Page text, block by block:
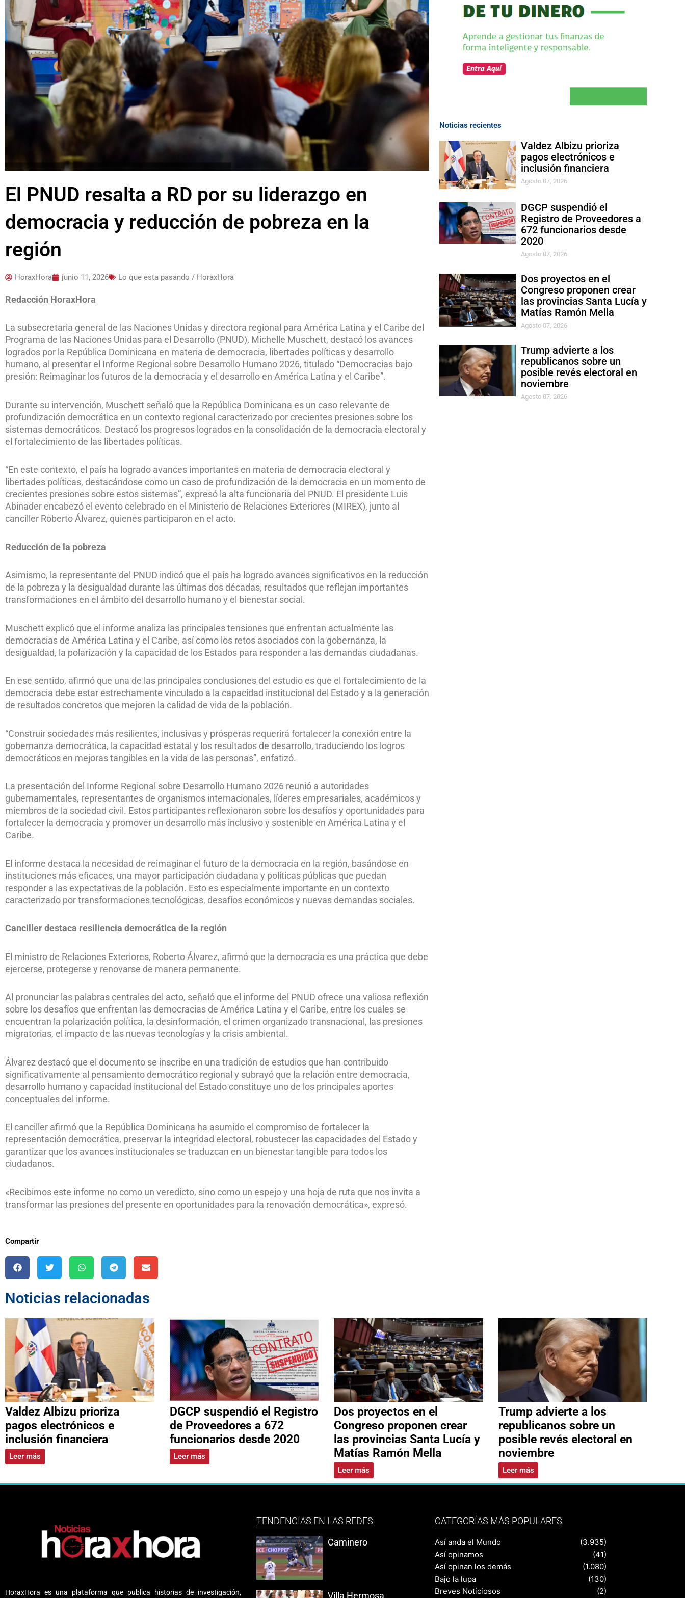
El PNUD resalta a RD por su liderazgo en
democracia y reducción de pobreza en la
región
HoraxHora junio 11, 2026 Lo que esta pasando / HoraxHora
Redacción HoraxHora
La subsecretaria general de las Naciones Unidas y directora regional para América Latina y el Caribe del
Programa de las Naciones Unidas para el Desarrollo (PNUD), Michelle Muschett, destacó los avances
logrados por la República Dominicana en materia de democracia, libertades políticas y desarrollo
humano, al presentar el Informe Regional sobre Desarrollo Humano 2026, titulado “Democracias bajo
presión: Reimaginar los futuros de la democracia y el desarrollo en América Latina y el Caribe”.
Durante su intervención, Muschett señaló que la República Dominicana es un caso relevante de
profundización democrática en un contexto regional caracterizado por crecientes presiones sobre los
sistemas democráticos. Destacó los progresos logrados en la consolidación de la democracia electoral y
el fortalecimiento de las libertades políticas.
“En este contexto, el país ha logrado avances importantes en materia de democracia electoral y
libertades políticas, destacándose como un caso de profundización de la democracia en un momento de
crecientes presiones sobre estos sistemas”, expresó la alta funcionaria del PNUD. El presidente Luis
Abinader encabezó el evento celebrado en el Ministerio de Relaciones Exteriores (MIREX), junto al
canciller Roberto Álvarez, quienes participaron en el acto.
Reducción de la pobreza
Asimismo, la representante del PNUD indicó que el país ha logrado avances significativos en la reducción
de la pobreza y la desigualdad durante las últimas dos décadas, resultados que reflejan importantes
transformaciones en el ámbito del desarrollo humano y el bienestar social.
Muschett explicó que el informe analiza las principales tensiones que enfrentan actualmente las
democracias de América Latina y el Caribe, así como los retos asociados con la gobernanza, la
desigualdad, la polarización y la capacidad de los Estados para responder a las demandas ciudadanas.
En ese sentido, afirmó que una de las principales conclusiones del estudio es que el fortalecimiento de la
democracia debe estar estrechamente vinculado a la capacidad institucional del Estado y a la generación
de resultados concretos que mejoren la calidad de vida de la población.
“Construir sociedades más resilientes, inclusivas y prósperas requerirá fortalecer la conexión entre la
gobernanza democrática, la capacidad estatal y los resultados de desarrollo, traduciendo los logros
democráticos en mejoras tangibles en la vida de las personas”, enfatizó.
La presentación del Informe Regional sobre Desarrollo Humano 2026 reunió a autoridades
gubernamentales, representantes de organismos internacionales, líderes empresariales, académicos y
miembros de la sociedad civil. Estos participantes reflexionaron sobre los desafíos y oportunidades para
fortalecer la democracia y promover un desarrollo más inclusivo y sostenible en América Latina y el
Caribe.
El informe destaca la necesidad de reimaginar el futuro de la democracia en la región, basándose en
instituciones más eficaces, una mayor participación ciudadana y políticas públicas que puedan
responder a las expectativas de la población. Esto es especialmente importante en un contexto
caracterizado por transformaciones tecnológicas, desafíos económicos y nuevas demandas sociales.
Canciller destaca resiliencia democrática de la región
El ministro de Relaciones Exteriores, Roberto Álvarez, afirmó que la democracia es una práctica que debe
ejercerse, protegerse y renovarse de manera permanente.
Al pronunciar las palabras centrales del acto, señaló que el informe del PNUD ofrece una valiosa reflexión
sobre los desafíos que enfrentan las democracias de América Latina y el Caribe, entre los cuales se
encuentran la polarización política, la desinformación, el crimen organizado transnacional, las presiones
migratorias, el impacto de las nuevas tecnologías y la crisis ambiental.
Álvarez destacó que el documento se inscribe en una tradición de estudios que han contribuido
significativamente al pensamiento democrático regional y subrayó que la relación entre democracia,
desarrollo humano y capacidad institucional del Estado constituye uno de los principales aportes
conceptuales del informe.
El canciller afirmó que la República Dominicana ha asumido el compromiso de fortalecer la
representación democrática, preservar la integridad electoral, robustecer las capacidades del Estado y
garantizar que los avances institucionales se traduzcan en un bienestar tangible para todos los
ciudadanos.
«Recibimos este informe no como un veredicto, sino como un espejo y una hoja de ruta que nos invita a
transformar las presiones del presente en oportunidades para la renovación democrática», expresó.
Compartir
Noticias recientes
Valdez Albizu prioriza
pagos electrónicos e
inclusión financiera
Agosto 07, 2026
DGCP suspendió el
Registro de Proveedores a
672 funcionarios desde
2020
Agosto 07, 2026
Dos proyectos en el
Congreso proponen crear
las provincias Santa Lucía y
Matías Ramón Mella
Agosto 07, 2026
Trump advierte a los
republicanos sobre un
posible revés electoral en
noviembre
Agosto 07, 2026
Noticias relacionadas
Valdez Albizu prioriza
pagos electrónicos e
inclusión financiera
Leer más
DGCP suspendió el Registro
de Proveedores a 672
funcionarios desde 2020
Leer más
Dos proyectos en el
Congreso proponen crear
las provincias Santa Lucía y
Matías Ramón Mella
Leer más
Trump advierte a los
republicanos sobre un
posible revés electoral en
noviembre
Leer más
HoraxHora es una plataforma que publica historias de investigación,
TENDENCIAS EN LAS REDES
Caminero
CATEGORÍAS MÁS POPULARES
Así anda el Mundo
(3.935)
Así opinamos
(41)
Así opinan los demás
(1.080)
Bajo la lupa
(130)
Breves Noticiosos
(2)